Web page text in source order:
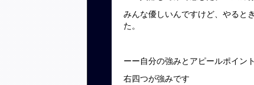
みんな優しいんですけど、やると
た。
ーー自分の強みとアピールポイン
右四つが強みです